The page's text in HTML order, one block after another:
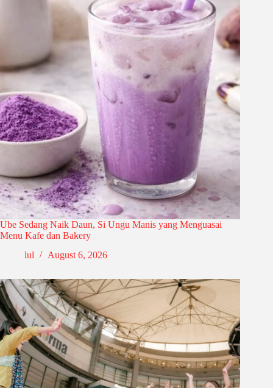
Ube Sedang Naik Daun, Si Ungu Manis yang Menguasai
Menu Kafe dan Bakery
lul
August 6, 2026